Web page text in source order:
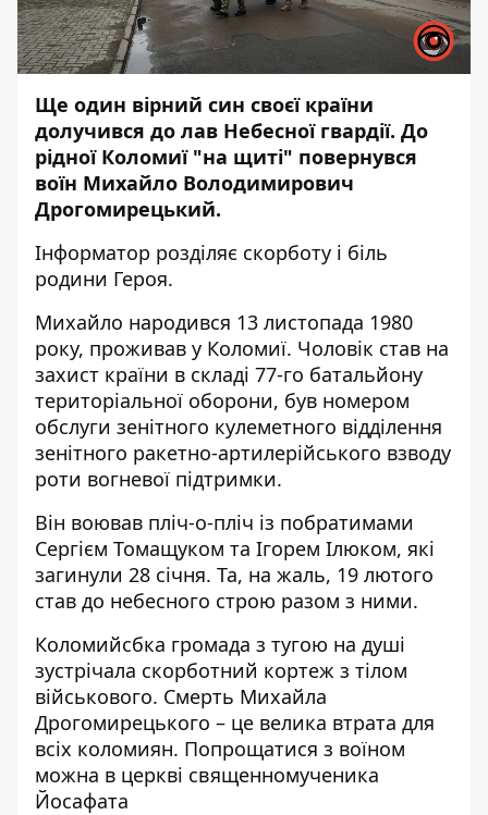
Ще один вірний син своєї країни
долучився до лав Небесної гвардії. До
рідної Коломиї "на щиті" повернувся
воїн Михайло Володимирович
Дрогомирецький.
Інформатор розділяє скорботу і біль
родини Героя.
Михайло народився 13 листопада 1980
року, проживав у Коломиї. Чоловік став на
захист країни в складі 77-го батальйону
територіальної оборони, був номером
обслуги зенітного кулеметного відділення
зенітного ракетно-артилерійського взводу
роти вогневої підтримки.
Він воював пліч-о-пліч із побратимами
Сергієм Томащуком та Ігорем Ілюком, які
загинули 28 січня. Та, на жаль, 19 лютого
став до небесного строю разом з ними.
Коломийсбка громада з тугою на душі
зустрічала скорботний кортеж з тілом
військового. Смерть Михайла
Дрогомирецького – це велика втрата для
всіх коломиян. Попрощатися з воїном
можна в церкві священномученика
Йосафата